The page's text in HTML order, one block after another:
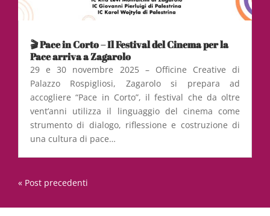
🎬 Pace in Corto – Il Festival del Cinema per la
Pace arriva a Zagarolo
29 e 30 novembre 2025 – Officine Creative di
Palazzo Rospigliosi, Zagarolo si prepara ad
accogliere “Pace in Corto”, il festival che da oltre
vent’anni utilizza il linguaggio del cinema come
strumento di dialogo, riflessione e costruzione di
una cultura di pace…
« Post precedenti